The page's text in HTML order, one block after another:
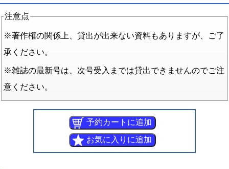
注意点
※著作権の関係上、貸出が出来ない資料もありますが、ご了
承ください。
※雑誌の最新号は、次号受入までは貸出できませんのでご注
意ください。